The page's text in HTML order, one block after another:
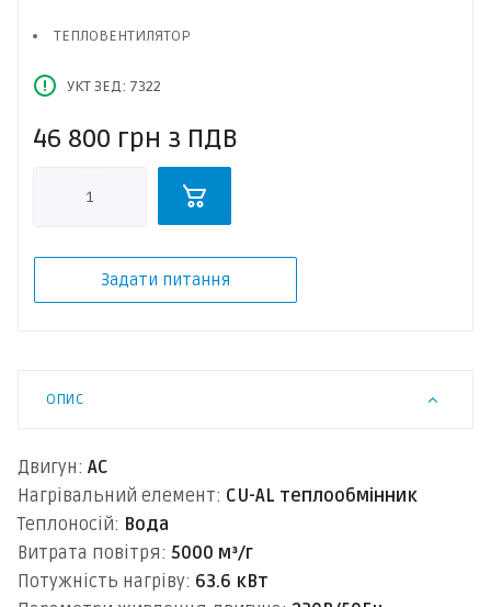
ТЕПЛОВЕНТИЛЯТОР
УКТ ЗЕД: 7322
46 800 грн з ПДВ
Задати питання
ОПИС
Двигун: AC
Нагрівальний елемент: CU-AL теплообмінник
Теплоносій: Вода
Витрата повітря: 5000 м³/г
Потужність нагріву: 63.6 кВт